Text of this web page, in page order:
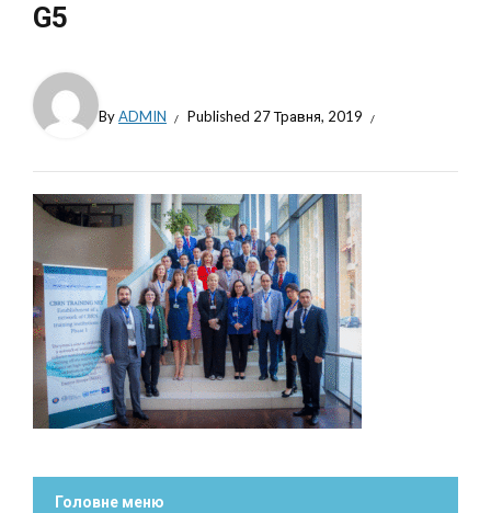
G5
ByADMIN Published 27 Травня, 2019
Головне меню